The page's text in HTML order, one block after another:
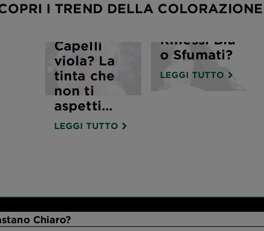
I TREND DELLA COLORAZIONE
Capelli
viola? La
tinta che
non ti
aspetti…
LEGGI TUTTO
Corvini,
Riflessi Blu
o Sfumati?
LEGGI TUTTO
Chiaro?